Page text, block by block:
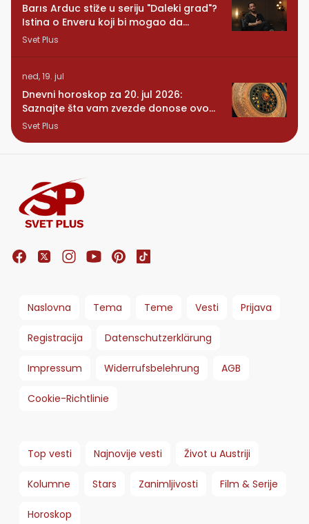
Barıs Arduc stiže u seriju "Daleki grad"?
Istina o Enveru koji bi mogao da
promeni sve
Svet Plus
ned, 19. jul
Dnevni horoskop za 20. jul 2026:
Saznajte šta vam zvezde donose ovog
ponedeljka
Svet Plus
Naslovna Tema Teme Vesti Prijava
Registracija Datenschutzerklärung
Impressum Widerrufsbelehrung AGB
Cookie-Richtlinie
Top vesti Najnovije vesti Život u Austriji
Kolumne Stars Zanimljivosti Film & Serije
Horoskop